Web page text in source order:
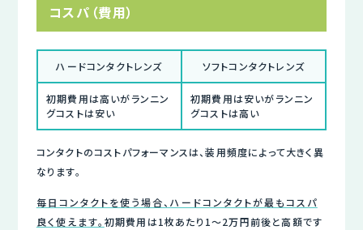
コスパ（費用）
ハードコンタクトレンズ ソフトコンタクトレンズ
初期費用は高いがランニン
グコストは安い
初期費用は安いがランニン
グコストは高い
コンタクトのコストパフォーマンスは、装用頻度によって大きく異
なります。
毎日コンタクトを使う場合、ハードコンタクトが最もコスパ
良く使えます。 初期費用は1枚あたり1〜2万円前後と高額です